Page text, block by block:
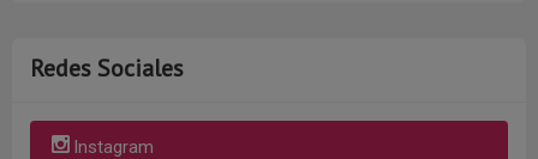
Redes Sociales
Instagram